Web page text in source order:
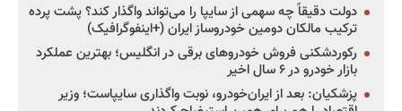
دولت دقیقاً چه سهمی از سایپا را می‌تواند واگذار کند؟ پشت پرده
ترکیب مالکان دومین خودروساز ایران (+اینفوگرافیک)
رکوردشکنی فروش خودروهای برقی در انگلیس؛ بهترین عملکرد
بازار خودرو در ۶ سال اخیر
پزشکیان: بعد از ایران‌خودرو، نوبت واگذاری سایپاست؛ وزیر